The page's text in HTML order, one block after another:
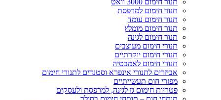
תנור חימום 3000 וואט
תנור חימום למרפסת
תנור חימום עומד
תנור חימום מומלץ
תנור חימום לגינה
תנורי חימום מעוצבים
תנורי חימום יוקרתיים
תנורי חימום לאמבטיה
אביזרים לתנורי אינפרא וסטנדים לתנורי חימום
מפזרי חום תעשייתיים
פטריות חימום גז לגינה, למרפסת ולעסקים